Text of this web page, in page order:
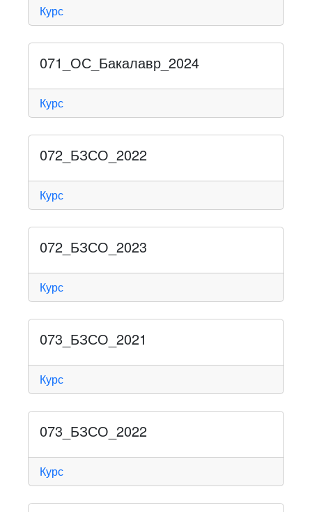
Курс
071_ОС_Бакалавр_2024
Курс
072_БЗСО_2022
Курс
072_БЗСО_2023
Курс
073_БЗСО_2021
Курс
073_БЗСО_2022
Курс